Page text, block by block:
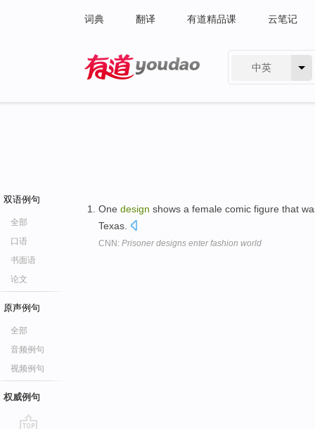
词典 翻译 有道精品课 云笔记
中英
双语例句
全部
口语
书面语
论文
原声例句
全部
音频例句
视频例句
权威例句
One design shows a female comic figure that
Texas.
CNN: Prisoner designs enter fashion world